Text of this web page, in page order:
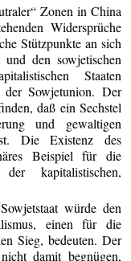
Zonen in China
Widersprüche
Stützpunkte an sich
den sowjetischen
Staaten
Sowjetunion. Der
daß ein Sechstel
und gewaltigen
Die Existenz des
Beispiel für die
kapitalistischen,
würde den
einen für die
Sieg, bedeuten. Der
damit begnügen,